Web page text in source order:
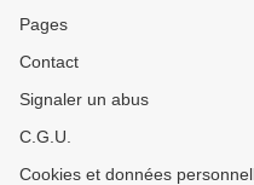
Pages
Contact
Signaler un abus
C.G.U.
Cookies et données